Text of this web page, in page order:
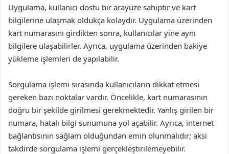
Uygulama, kullanıcı dostu bir arayüze sahiptir ve kart
bilgilerine ulaşmak oldukça kolaydır. Uygulama üzerinden
kart numarasını girdikten sonra, kullanıcılar yine aynı
bilgilere ulaşabilirler. Ayrıca, uygulama üzerinden bakiye
yükleme işlemleri de yapılabilir.
Sorgulama işlemi sırasında kullanıcıların dikkat etmesi
gereken bazı noktalar vardır. Öncelikle, kart numarasının
doğru bir şekilde girilmesi gerekmektedir. Yanlış girilen bir
numara, hatalı bilgi sunumuna yol açabilir. Ayrıca, internet
bağlantısının sağlam olduğundan emin olunmalıdır; aksi
takdirde sorgulama işlemi gerçekleştirilemeyebilir.